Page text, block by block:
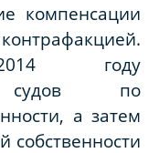
компенсации
году
судов по
а затем
собственности